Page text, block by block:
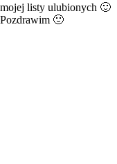
listy ulubionych 🙂
🙂